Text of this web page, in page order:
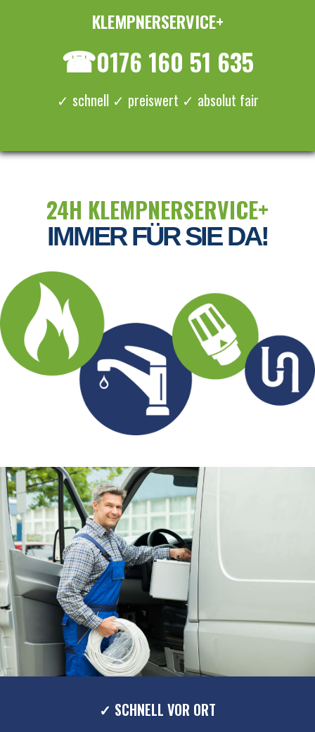
KLEMPNERSERVICE+
☎0176 160 51 635
✓ schnell ✓ preiswert ✓ absolut fair
24H KLEMPNERSERVICE+
IMMER FÜR SIE DA!
✓ SCHNELL VOR ORT